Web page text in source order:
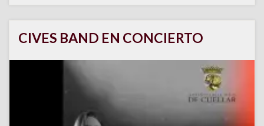
CIVES BAND EN CONCIERTO